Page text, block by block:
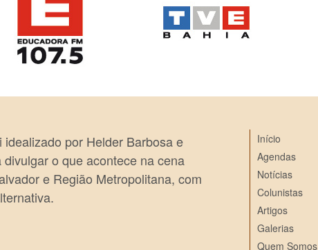
por Helder Barbosa e
o que acontece na cena
e Região Metropolitana, com
Início
Agendas
Notícias
Colunistas
Artigos
Galerias
Quem Somos